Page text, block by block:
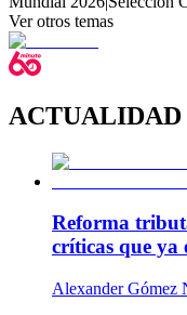
Ver otros temas
ACTUALIDAD
Reforma
críticas que ya
Alexander Gómez